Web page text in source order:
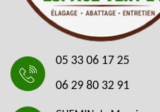
05 33 06 17 25
06 29 80 32 91